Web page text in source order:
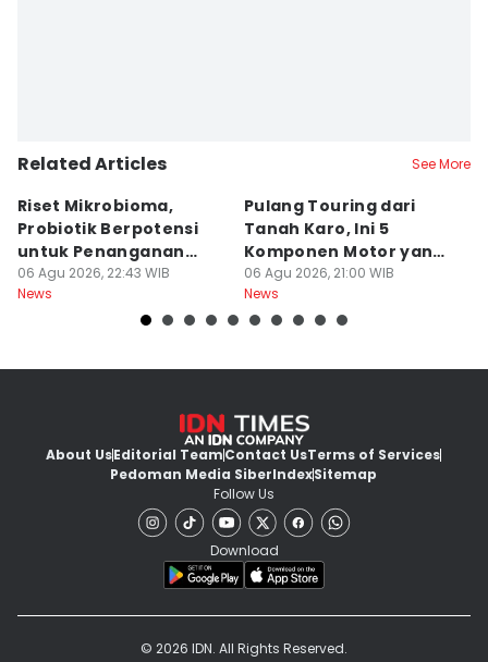
Related Articles See More
Riset Mikrobioma,
Probiotik Berpotensi
untuk Penanganan
Jerawat
06 Agu 2026, 22:43 WIB
News
Pulang Touring dari
Tanah Karo, Ini 5
Komponen Motor yang
Wajib Dicek
06 Agu 2026, 21:00 WIB
News
About UsEditorial TeamContact UsTerms of Services
Pedoman Media SiberIndexSitemap
Follow Us
Download
© 2026 IDN. All Rights Reserved.